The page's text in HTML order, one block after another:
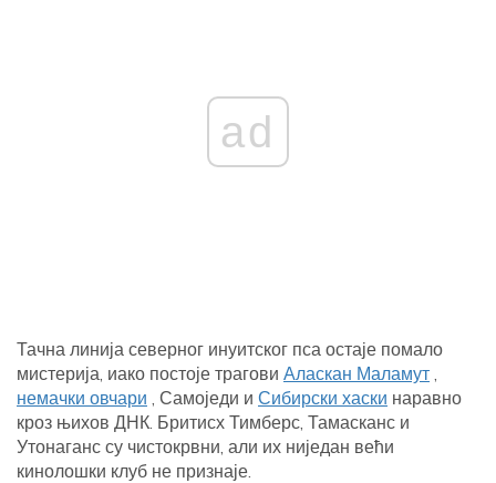
ad
Тачна линија северног инуитског пса остаје помало
мистерија, иако постоје трагови Аласкан Маламут
немачки овчари , Самоједи и Сибирски хаски наравно
кроз њихов ДНК. Бритисх Тимберс, Тамасканс и
Утонаганс су чистокрвни, али их ниједан већи
кинолошки клуб не признаје.